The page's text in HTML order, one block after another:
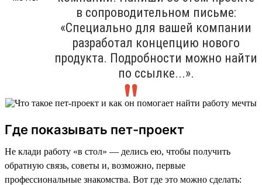
в сопроводительном письме:
«Специально для вашей компании
разработал концепцию нового
продукта. Подробности можно найти
по ссылке...».
Где показывать пет-проект
Не клади работу «в стол» — делись ею, чтобы получить
обратную связь, советы и, возможно, первые
профессиональные знакомства. Вот где это можно сделать: